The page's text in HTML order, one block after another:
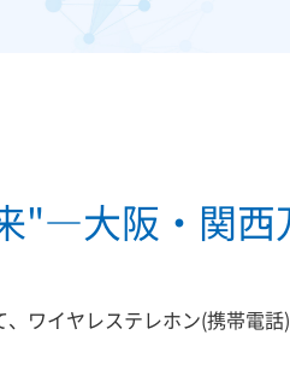
"―大阪・関西
ワイヤレステレホン(携帯電